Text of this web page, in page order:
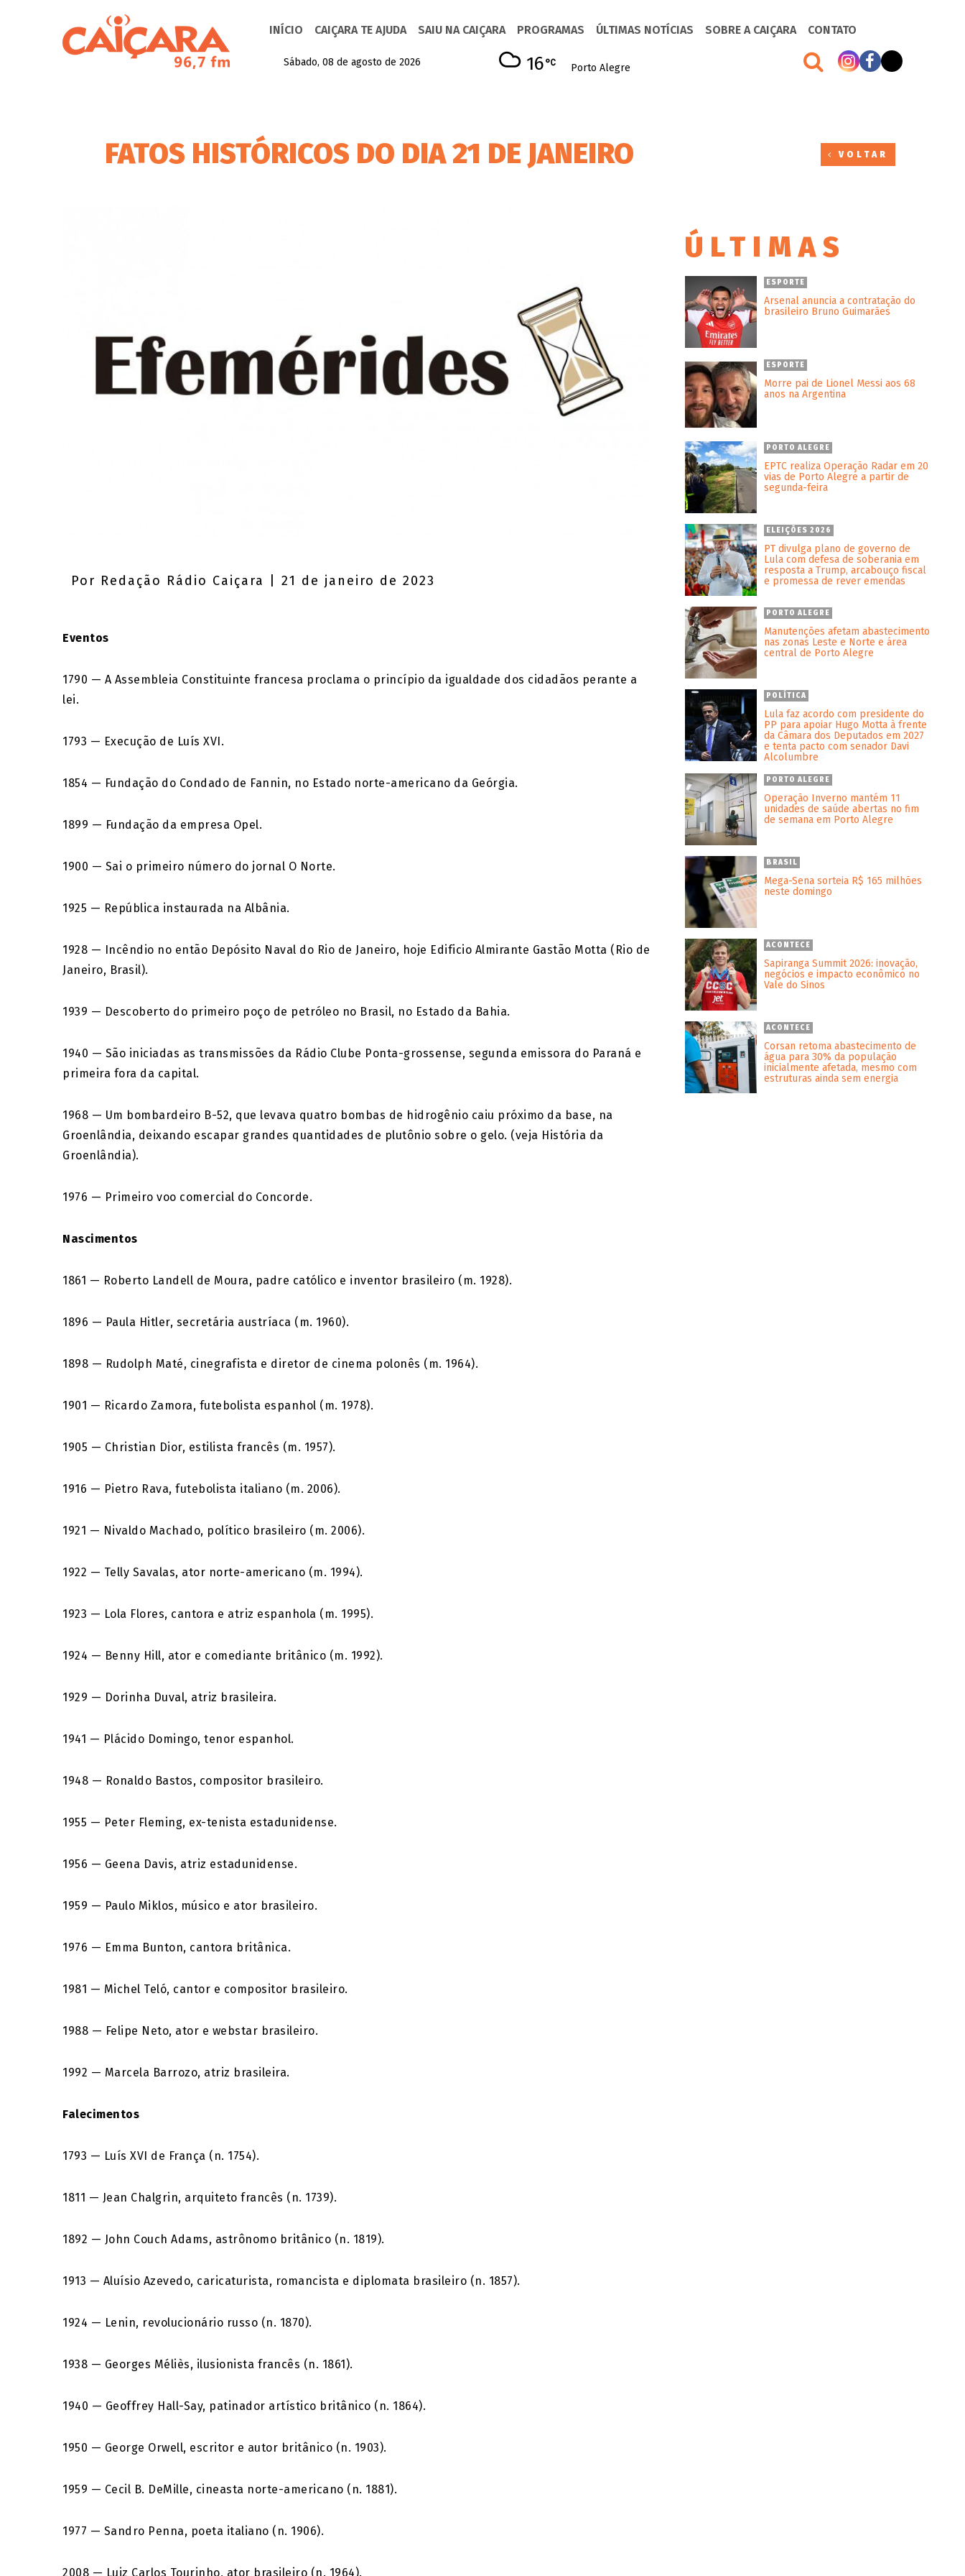
INÍCIO CAIÇARA TE AJUDA SAIU NA CAIÇARA PROGRAMAS ÚLTIMAS NOTÍCIAS SOBRE A CAIÇARA CONTATO
Sábado, 08 de agosto de 2026 Porto Alegre
16
VOLTAR
FATOS HISTÓRICOS DO DIA 21 DE JANEIRO
Por Redação Rádio Caiçara | 21 de janeiro de 2023
Eventos
1790 — A Assembleia Constituinte francesa proclama o princípio da igualdade dos cidadãos perante a
lei.
1793 — Execução de Luís XVI.
1854 — Fundação do Condado de Fannin, no Estado norte-americano da Geórgia.
1899 — Fundação da empresa Opel.
1900 — Sai o primeiro número do jornal O Norte.
1925 — República instaurada na Albânia.
1928 — Incêndio no então Depósito Naval do Rio de Janeiro, hoje Edificio Almirante Gastão Motta (Rio de
Janeiro, Brasil).
1939 — Descoberto do primeiro poço de petróleo no Brasil, no Estado da Bahia.
1940 — São iniciadas as transmissões da Rádio Clube Ponta-grossense, segunda emissora do Paraná e
primeira fora da capital.
1968 — Um bombardeiro B-52, que levava quatro bombas de hidrogênio caiu próximo da base, na
Groenlândia, deixando escapar grandes quantidades de plutônio sobre o gelo. (veja História da
Groenlândia).
1976 — Primeiro voo comercial do Concorde.
Nascimentos
1861 — Roberto Landell de Moura, padre católico e inventor brasileiro (m. 1928).
1896 — Paula Hitler, secretária austríaca (m. 1960).
1898 — Rudolph Maté, cinegrafista e diretor de cinema polonês (m. 1964).
1901 — Ricardo Zamora, futebolista espanhol (m. 1978).
1905 — Christian Dior, estilista francês (m. 1957).
1916 — Pietro Rava, futebolista italiano (m. 2006).
1921 — Nivaldo Machado, político brasileiro (m. 2006).
1922 — Telly Savalas, ator norte-americano (m. 1994).
1923 — Lola Flores, cantora e atriz espanhola (m. 1995).
1924 — Benny Hill, ator e comediante britânico (m. 1992).
1929 — Dorinha Duval, atriz brasileira.
1941 — Plácido Domingo, tenor espanhol.
1948 — Ronaldo Bastos, compositor brasileiro.
1955 — Peter Fleming, ex-tenista estadunidense.
1956 — Geena Davis, atriz estadunidense.
1959 — Paulo Miklos, músico e ator brasileiro.
1976 — Emma Bunton, cantora britânica.
1981 — Michel Teló, cantor e compositor brasileiro.
1988 — Felipe Neto, ator e webstar brasileiro.
1992 — Marcela Barrozo, atriz brasileira.
Falecimentos
1793 — Luís XVI de França (n. 1754).
1811 — Jean Chalgrin, arquiteto francês (n. 1739).
1892 — John Couch Adams, astrônomo britânico (n. 1819).
1913 — Aluísio Azevedo, caricaturista, romancista e diplomata brasileiro (n. 1857).
1924 — Lenin, revolucionário russo (n. 1870).
1938 — Georges Méliès, ilusionista francês (n. 1861).
1940 — Geoffrey Hall-Say, patinador artístico britânico (n. 1864).
1950 — George Orwell, escritor e autor britânico (n. 1903).
1959 — Cecil B. DeMille, cineasta norte-americano (n. 1881).
1977 — Sandro Penna, poeta italiano (n. 1906).
2008 — Luiz Carlos Tourinho, ator brasileiro (n. 1964).
ÚLTIMAS
ESPORTE
Arsenal anuncia a contratação do
brasileiro Bruno Guimarães
ESPORTE
Morre pai de Lionel Messi aos 68
anos na Argentina
PORTO ALEGRE
EPTC realiza Operação Radar em 20
vias de Porto Alegre a partir de
segunda-feira
ELEIÇÕES 2026
PT divulga plano de governo de
Lula com defesa de soberania em
resposta a Trump, arcabouço fiscal
e promessa de rever emendas
PORTO ALEGRE
Manutenções afetam abastecimento
nas zonas Leste e Norte e área
central de Porto Alegre
POLÍTICA
Lula faz acordo com presidente do
PP para apoiar Hugo Motta à frente
da Câmara dos Deputados em 2027
e tenta pacto com senador Davi
Alcolumbre
PORTO ALEGRE
Operação Inverno mantém 11
unidades de saúde abertas no fim
de semana em Porto Alegre
BRASIL
Mega-Sena sorteia R$ 165 milhões
neste domingo
ACONTECE
Sapiranga Summit 2026: inovação,
negócios e impacto econômico no
Vale do Sinos
ACONTECE
Corsan retoma abastecimento de
água para 30% da população
inicialmente afetada, mesmo com
estruturas ainda sem energia